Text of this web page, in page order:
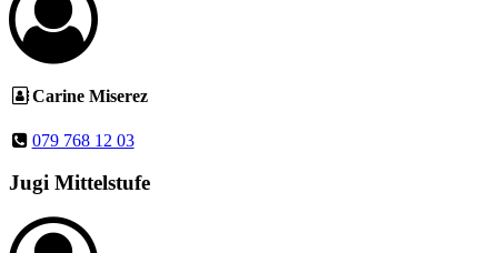
Carine Miserez
079 768 12 03
Jugi Mittelstufe